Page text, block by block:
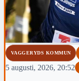
VAGGERYDS KOMMUN
5 augusti, 2026, 20:52